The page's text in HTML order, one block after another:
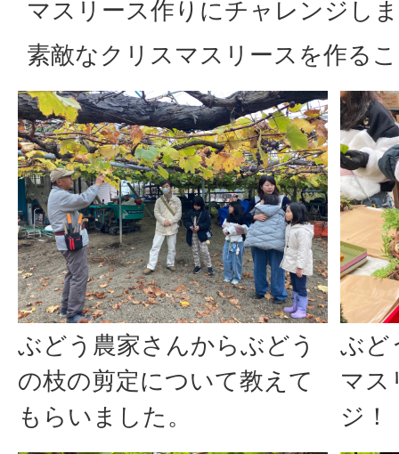
マスリース作りにチャレンジし
素敵なクリスマスリースを作る
ぶどう農家さんからぶどう
の枝の剪定について教えて
もらいました。
ぶど
マス
ジ！